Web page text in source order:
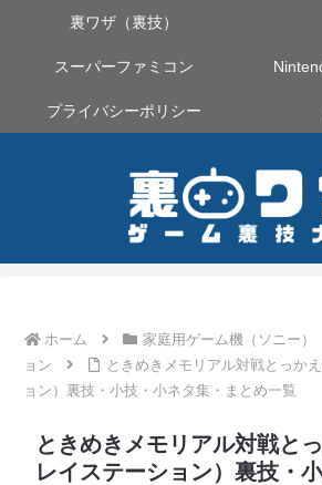
裏ワザ（裏技）
スーパーファミコン
プライバシーポリシー
ホーム 家庭用ゲーム機（ソニー）
ョン
ときめきメモリアル対戦とっか
ョン）裏技・小技・小ネタ集・まとめ一覧
ときめきメモリアル対戦と
レイステーション）裏技・